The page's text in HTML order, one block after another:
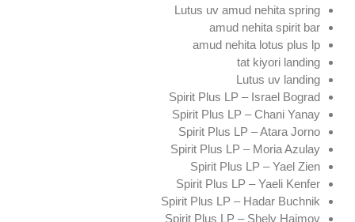
Lutus uv amud nehita spring
amud nehita spirit bar
amud nehita lotus plus lp
tat kiyori landing
Lutus uv landing
Spirit Plus LP – Israel Bograd
Spirit Plus LP – Chani Yanay
Spirit Plus LP – Atara Jorno
Spirit Plus LP – Moria Azulay
Spirit Plus LP – Yael Zien
Spirit Plus LP – Yaeli Kenfer
Spirit Plus LP – Hadar Buchnik
Spirit Plus LP – Shely Haimov